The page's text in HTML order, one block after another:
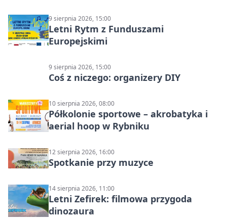
9 sierpnia 2026, 15:00
Letni Rytm z Funduszami
Europejskimi
9 sierpnia 2026, 15:00
Coś z niczego: organizery DIY
10 sierpnia 2026, 08:00
Półkolonie sportowe – akrobatyka i
aerial hoop w Rybniku
12 sierpnia 2026, 16:00
Spotkanie przy muzyce
14 sierpnia 2026, 11:00
Letni Zefirek: filmowa przygoda
dinozaura